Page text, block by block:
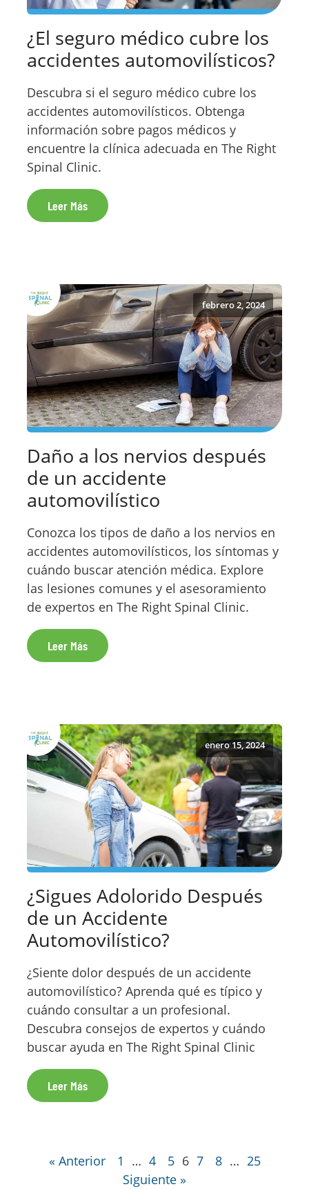
¿El seguro médico cubre los
accidentes automovilísticos?
Descubra si el seguro médico cubre los
accidentes automovilísticos. Obtenga
información sobre pagos médicos y
encuentre la clínica adecuada en The Right
Spinal Clinic.
Leer Más
febrero 2, 2024
Daño a los nervios después
de un accidente
automovilístico
Conozca los tipos de daño a los nervios en
accidentes automovilísticos, los síntomas y
cuándo buscar atención médica. Explore
las lesiones comunes y el asesoramiento
de expertos en The Right Spinal Clinic.
Leer Más
enero 15, 2024
¿Sigues Adolorido Después
de un Accidente
Automovilístico?
¿Siente dolor después de un accidente
automovilístico? Aprenda qué es típico y
cuándo consultar a un profesional.
Descubra consejos de expertos y cuándo
buscar ayuda en The Right Spinal Clinic
Leer Más
« Anterior 1 … 4 5 6 7 8 … 25
Siguiente »